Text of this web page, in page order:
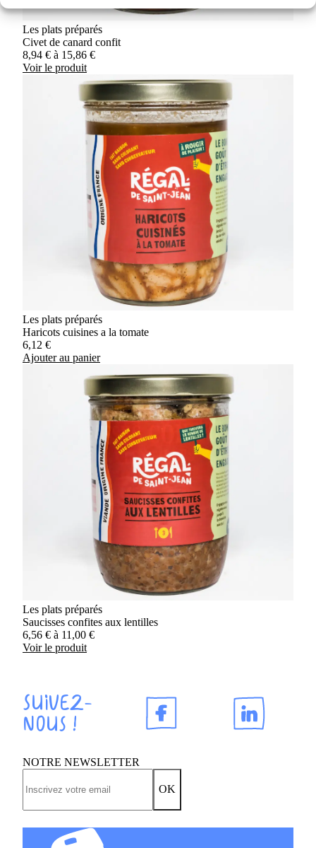
Les plats préparés
Civet de canard confit
8,94 € à 15,86 €
Voir le produit
Les plats préparés
Haricots cuisines a la tomate
6,12 €
Ajouter au panier
Les plats préparés
Saucisses confites aux lentilles
6,56 € à 11,00 €
Voir le produit
Suivez-
nous !
NOTRE NEWSLETTER
OK